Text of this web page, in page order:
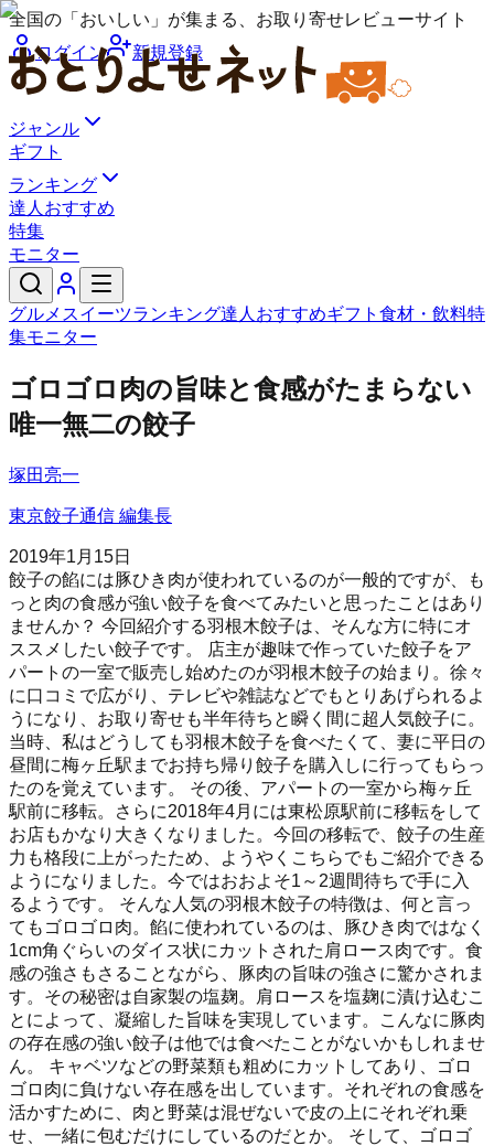
全国の「おいしい」が集まる、お取り寄せレビューサイト
ログイン
新規登録
ジャンル
ギフト
ランキング
達人おすすめ
特集
モニター
グルメ スイーツランキング達人おすすめギフト 食材・飲料特
集モニター
ゴロゴロ肉の旨味と食感がたまらない
唯一無二の餃子
塚田亮一
東京餃子通信 編集長
2019年1月15日
餃子の餡には豚ひき肉が使われているのが一般的ですが、も
っと肉の食感が強い餃子を食べてみたいと思ったことはあり
ませんか？ 今回紹介する羽根木餃子は、そんな方に特にオ
ススメしたい餃子です。 店主が趣味で作っていた餃子をア
パートの一室で販売し始めたのが羽根木餃子の始まり。徐々
に口コミで広がり、テレビや雑誌などでもとりあげられるよ
うになり、お取り寄せも半年待ちと瞬く間に超人気餃子に。
当時、私はどうしても羽根木餃子を食べたくて、妻に平日の
昼間に梅ヶ丘駅までお持ち帰り餃子を購入しに行ってもらっ
たのを覚えています。 その後、アパートの一室から梅ヶ丘
駅前に移転。さらに2018年4月には東松原駅前に移転をして
お店もかなり大きくなりました。今回の移転で、餃子の生産
力も格段に上がったため、ようやくこちらでもご紹介できる
ようになりました。今ではおおよそ1～2週間待ちで手に入
るようです。 そんな人気の羽根木餃子の特徴は、何と言っ
てもゴロゴロ肉。餡に使われているのは、豚ひき肉ではなく
1cm角ぐらいのダイス状にカットされた肩ロース肉です。食
感の強さもさることながら、豚肉の旨味の強さに驚かされま
す。その秘密は自家製の塩麹。肩ロースを塩麹に漬け込むこ
とによって、凝縮した旨味を実現しています。こんなに豚肉
の存在感の強い餃子は他では食べたことがないかもしれませ
ん。 キャベツなどの野菜類も粗めにカットしてあり、ゴロ
ゴロ肉に負けない存在感を出しています。それぞれの食感を
活かすために、肉と野菜は混ぜないで皮の上にそれぞれ乗
せ、一緒に包むだけにしているのだとか。 そして、ゴロゴ